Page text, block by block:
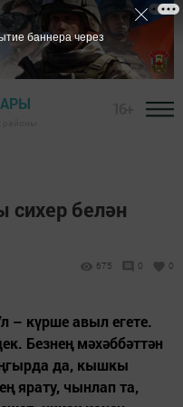
белән
675 0 0
– күрше авыл егете.
Безнең мәхәббәттән
да, кышкы
ярату, чынлап та,
баннера через